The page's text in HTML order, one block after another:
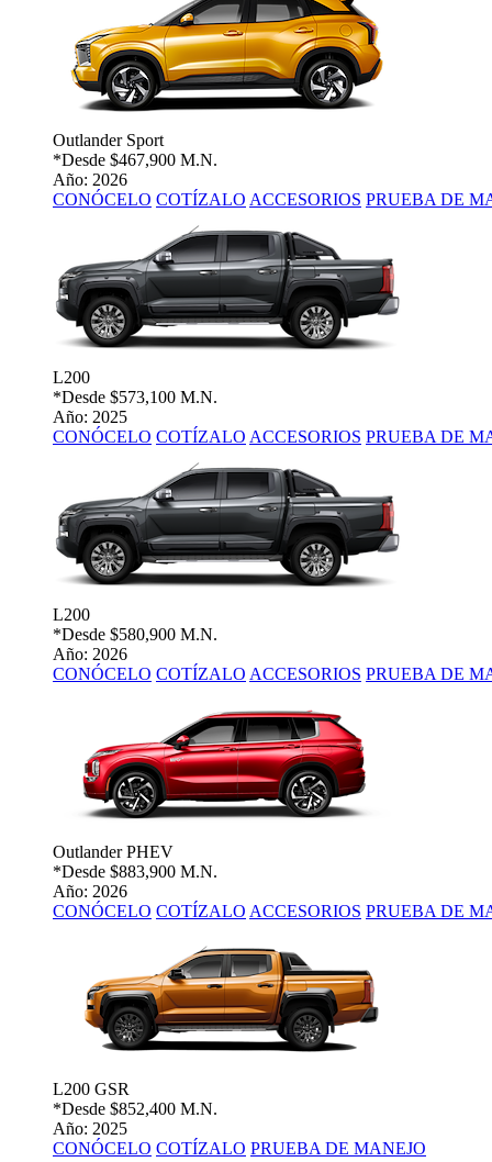
Outlander Sport
*Desde $467,900 M.N.
Año: 2026
CONÓCELO COTÍZALO ACCESORIOS PRUEBA DE
L200
*Desde $573,100 M.N.
Año: 2025
CONÓCELO COTÍZALO ACCESORIOS PRUEBA DE
L200
*Desde $580,900 M.N.
Año: 2026
CONÓCELO COTÍZALO ACCESORIOS PRUEBA DE
Outlander PHEV
*Desde $883,900 M.N.
Año: 2026
CONÓCELO COTÍZALO ACCESORIOS PRUEBA DE
L200 GSR
*Desde $852,400 M.N.
Año: 2025
CONÓCELO COTÍZALO PRUEBA DE MANEJO